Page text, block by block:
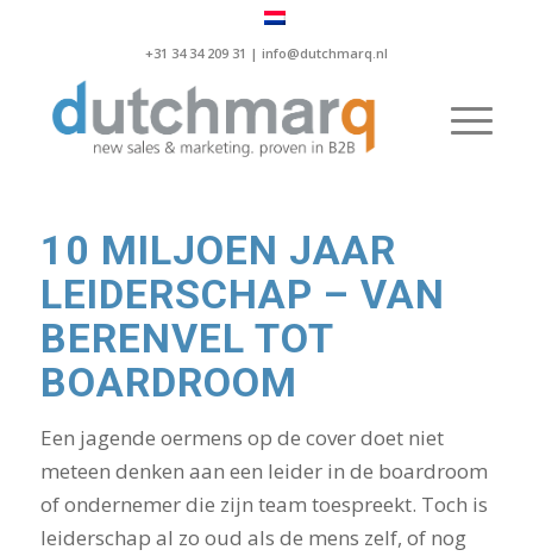
+31 34 34 209 31 | info@dutchmarq.nl
10 MILJOEN JAAR
LEIDERSCHAP – VAN
BERENVEL TOT
BOARDROOM
Een jagende oermens op de cover doet niet
meteen denken aan een leider in de boardroom
of ondernemer die zijn team toespreekt. Toch is
leiderschap al zo oud als de mens zelf, of nog